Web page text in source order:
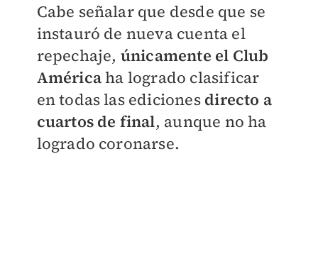
Cabe señalar que desde que se
instauró de nueva cuenta el
repechaje, únicamente el Club
Américaha logrado clasificar
en todas las ediciones directo a
cuartos de final, aunque no ha
logrado coronarse.